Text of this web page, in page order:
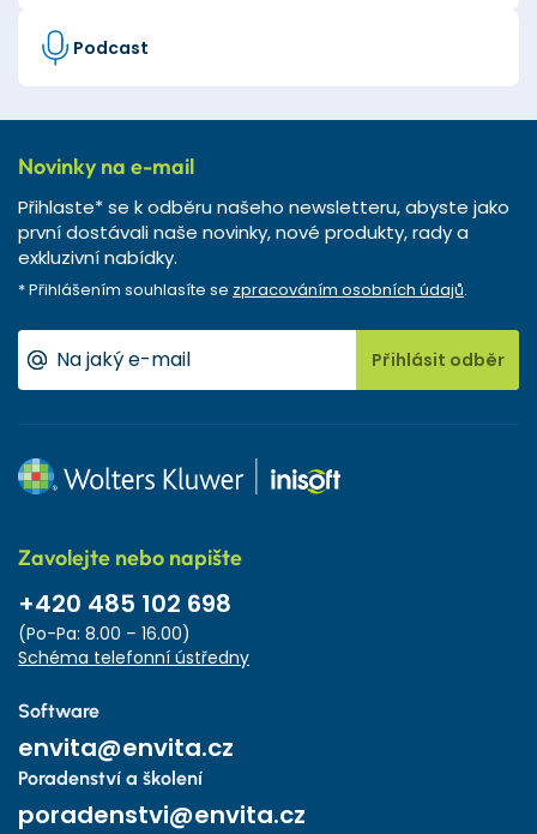
Podcast
Novinky na e-mail
Přihlaste* se k odběru našeho newsletteru, abyste jako
první dostávali naše novinky, nové produkty, rady a
exkluzivní nabídky.
* Přihlášením souhlasíte se zpracováním osobních údajů.
Přihlásit odběr
Zavolejte nebo napište
+420 485 102 698
(Po-Pa: 8.00 – 16.00)
Schéma telefonní ústředny
Software
envita@envita.cz
Poradenství a školení
poradenstvi@envita.cz